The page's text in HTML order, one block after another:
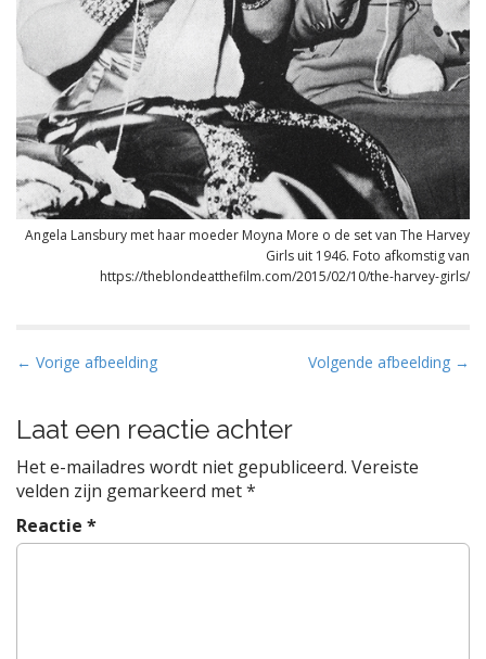
Angela Lansbury met haar moeder Moyna More o de set van The Harvey
Girls uit 1946. Foto afkomstig van
https://theblondeatthefilm.com/2015/02/10/the-harvey-girls/
B
r
i
c
h
t
← Vorige afbeelding Volgende afbeelding →
Laat een reactie achter
Het e-mailadres wordt niet gepubliceerd. Vereiste
velden zijn gemarkeerd met*
Reactie *